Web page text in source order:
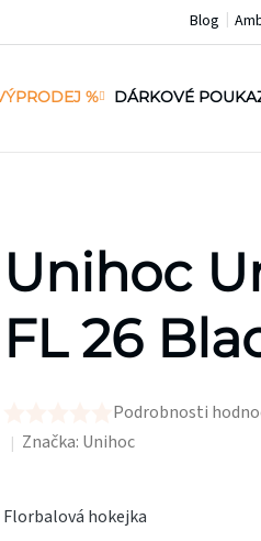
Blog
% DÁRKOVÉ
Unihoc
FL 26
hodnocení
je
Podrobnosti
Značka: Unihoc
Florbalová hokejka